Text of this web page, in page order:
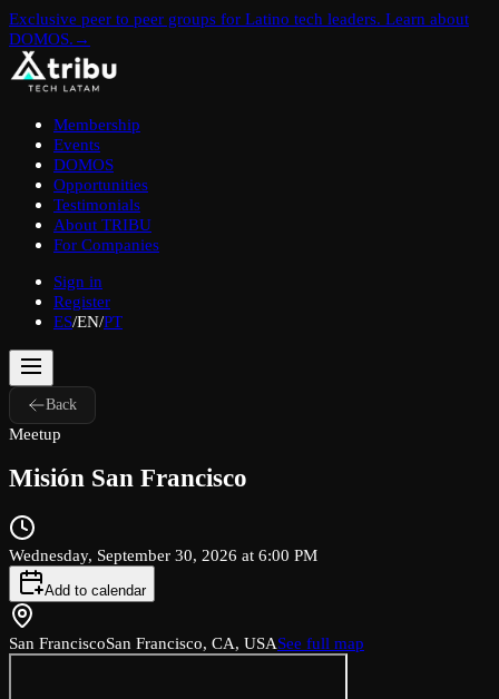
Exclusive peer to peer groups for Latino tech leaders. Learn about
DOMOS. →
Membership
Events
DOMOS
Opportunities
Testimonials
About TRIBU
For Companies
Sign in
Register
ES/EN/PT
Back
Meetup
Misión San Francisco
Wednesday, September 30, 2026 at 6:00 PM
Add to calendar
San FranciscoSan Francisco, CA, USASee full map